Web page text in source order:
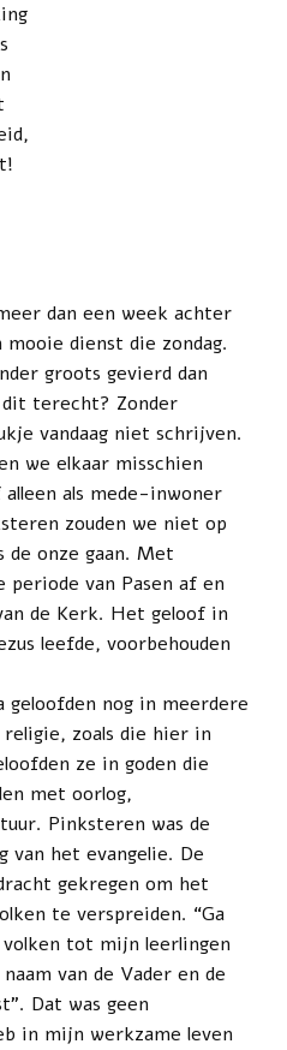
dan een week achter
dienst die zondag.
groots gevierd dan
terecht? Zonder
vandaag niet schrijven.
we elkaar misschien
als mede-inwoner
zouden we niet op
de onze gaan. Met
van Pasen af en
de Kerk. Het geloof in
leefde, voorbehouden
geloofden nog in meerdere
religie, zoals die hier in
ze in goden die
met oorlog,
Pinksteren was de
van het evangelie. De
gekregen om het
te verspreiden. “Ga
volken tot mijn leerlingen
van de Vader en de
Dat was geen
in mijn werkzame leven